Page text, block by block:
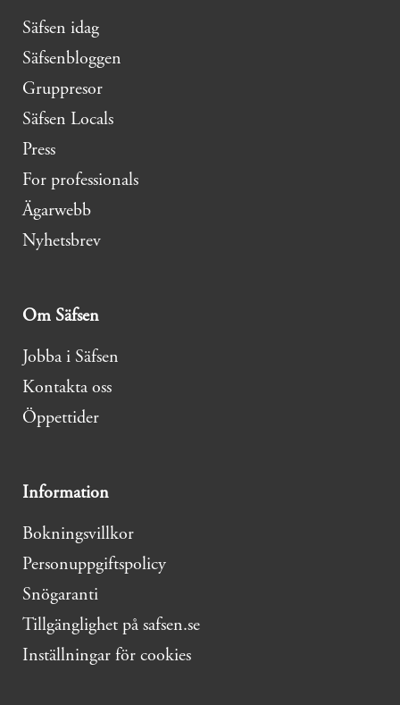
Säfsen idag
Säfsenbloggen
Gruppresor
Säfsen Locals
Press
For professionals
Ägarwebb
Nyhetsbrev
Om Säfsen
Jobba i Säfsen
Kontakta oss
Öppettider
Information
Bokningsvillkor
Personuppgiftspolicy
Snögaranti
Tillgänglighet på safsen.se
Inställningar för cookies